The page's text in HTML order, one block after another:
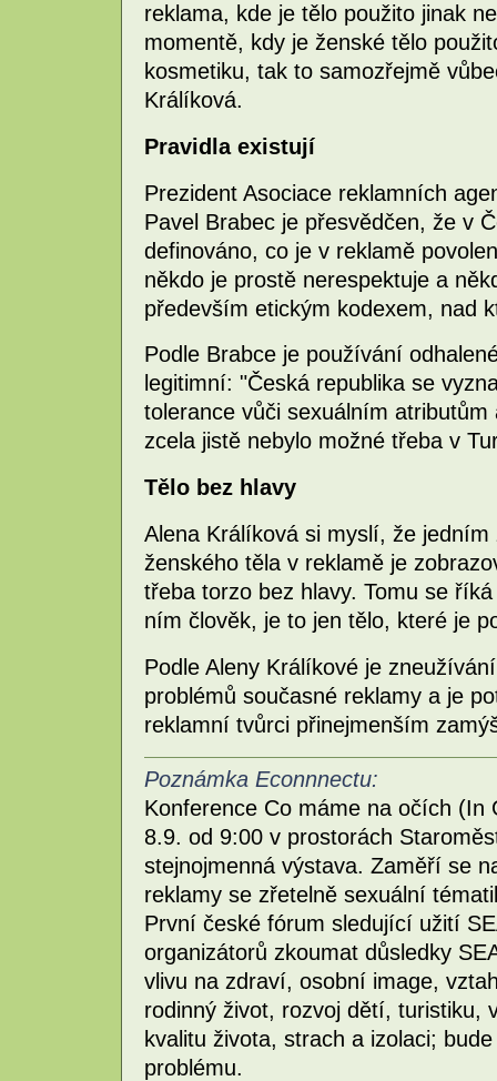
reklama, kde je tělo použito jinak
momentě, kdy je ženské tělo
kosmetiku, tak to samozřejmě
Králíková.
Pravidla existují
Prezident Asociace reklamních
Pavel Brabec je přesvědčen, že v
definováno, co je v reklamě
někdo je prostě nerespektuje a
především etickým kodexem, nad
Podle Brabce je používání
legitimní: "Česká republika se
tolerance vůči sexuálním
zcela jistě nebylo možné třeba v
Tělo bez hlavy
Alena Králíková si myslí, že
ženského těla v reklamě je
třeba torzo bez hlavy. Tomu se
ním člověk, je to jen tělo, které je
Podle Aleny Králíkové je
problémů současné reklamy a je
reklamní tvůrci přinejmenším
Poznámka Econnnectu:
Konference Co máme na očích
8.9. od 9:00 v prostorách
stejnojmenná výstava. Zaměří se
reklamy se zřetelně sexuální
První české fórum sledující užití
organizátorů zkoumat důsledky
vlivu na zdraví, osobní image,
rodinný život, rozvoj dětí, turistiku,
kvalitu života, strach a izolaci;
problému.